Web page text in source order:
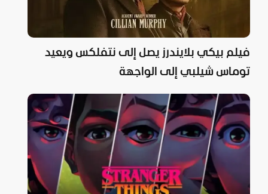
فيلم بيكي بلايندرز يصل إلى نتفلكس ويعيد
توماس شيلبي إلى الواجهة